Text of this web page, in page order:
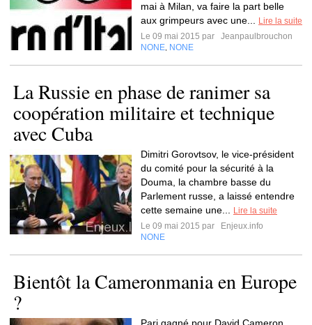
mai à Milan, va faire la part belle
aux grimpeurs avec une...
Lire la suite
Le 09 mai 2015 par
Jeanpaulbrouchon
NONE NONE
La Russie en phase de ranimer sa
coopération militaire et technique
avec Cuba
Dimitri Gorovtsov, le vice-président
du comité pour la sécurité à la
Douma, la chambre basse du
Parlement russe, a laissé entendre
cette semaine une...
Lire la suite
Le 09 mai 2015 par
Enjeux.info
NONE
Bientôt la Cameronmania en Europe
?